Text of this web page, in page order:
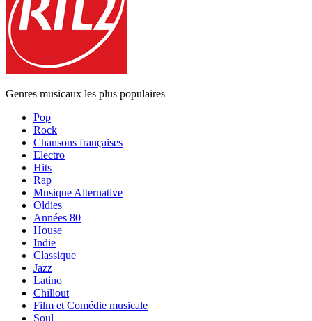
Genres musicaux les plus populaires
Pop
Rock
Chansons françaises
Electro
Hits
Rap
Musique Alternative
Oldies
Années 80
House
Indie
Classique
Jazz
Latino
Chillout
Film et Comédie musicale
Soul